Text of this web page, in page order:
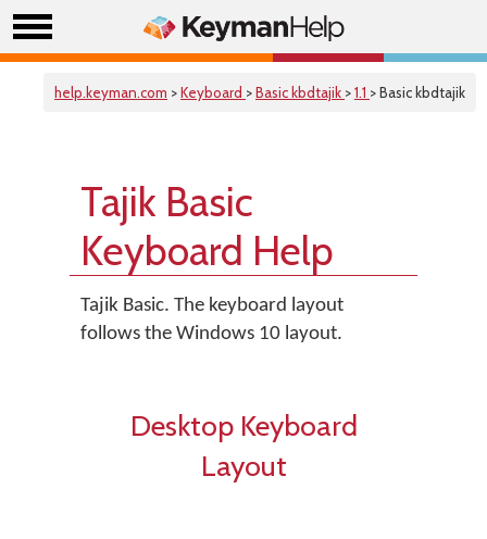
help.keyman.com >Keyboard >Basic kbdtajik >1.1 > Basic kbdtajik
Tajik Basic
Keyboard Help
Tajik Basic. The keyboard layout
follows the Windows 10 layout.
Desktop Keyboard
Layout